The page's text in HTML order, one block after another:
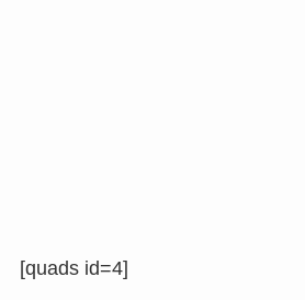
[quads id=4]